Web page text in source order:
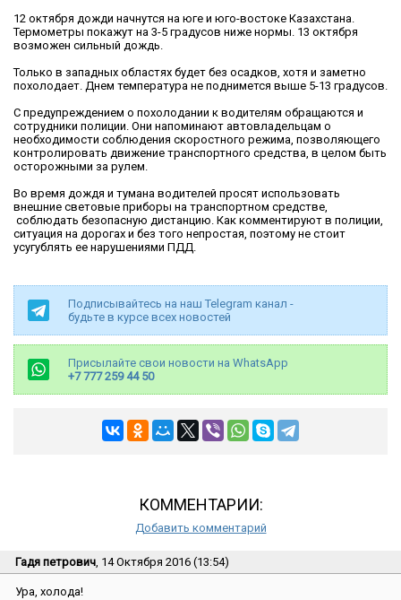
12 октября дожди начнутся на юге и юго-востоке Казахстана.
Термометры покажут на 3-5 градусов ниже нормы. 13 октября
возможен сильный дождь.
Только в западных областях будет без осадков, хотя и заметно
похолодает. Днем температура не поднимется выше 5-13 градусов.
С предупреждением о похолодании к водителям обращаются и
сотрудники полиции. Они напоминают автовладельцам о
необходимости соблюдения скоростного режима, позволяющего
контролировать движение транспортного средства, в целом быть
осторожными за рулем.
Во время дождя и тумана водителей просят использовать
внешние световые приборы на транспортном средстве,
соблюдать безопасную дистанцию. Как комментируют в полиции,
ситуация на дорогах и без того непростая, поэтому не стоит
усугублять ее нарушениями ПДД.
Подписывайтесь на наш Telegram канал -
будьте в курсе всех новостей
Присылайте свои новости на WhatsApp
+7 777 259 44 50
КОММЕНТАРИИ:
Добавить комментарий
Гадя петрович, 14 Октября 2016 (13:54)
Ура, холода!